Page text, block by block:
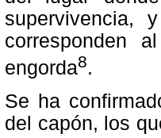
supervivencia,
corresponden
engorda8.
Se ha
del capón, los